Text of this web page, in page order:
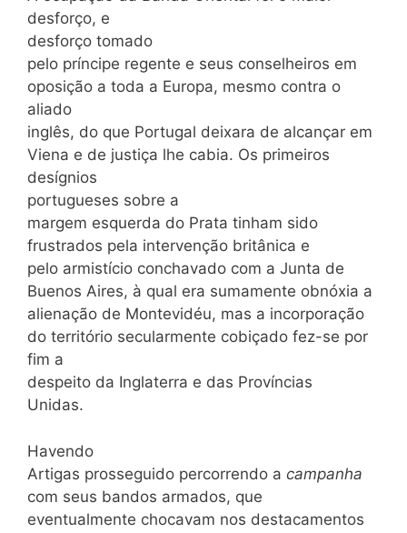
desforço, e
desforço tomado
pelo príncipe regente e seus conselheiros em
oposição a toda a Europa, mesmo contra o
aliado
inglês, do que Portugal deixara de alcançar em
Viena e de justiça lhe cabia. Os primeiros
desígnios
portugueses sobre a
margem esquerda do Prata tinham sido
frustrados pela intervenção britânica e
pelo armistício conchavado com a Junta de
Buenos Aires, à qual era sumamente obnóxia a
alienação de Montevidéu, mas a incorporação
do território secularmente cobiçado fez-se por
fim a
despeito da Inglaterra e das Províncias
Unidas.
Havendo
Artigas prosseguido percorrendo a campanha
com seus bandos armados, que
eventualmente chocavam nos destacamentos